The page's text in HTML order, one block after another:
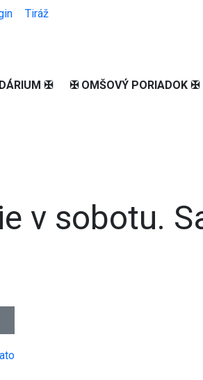
Tiráž
✠ ✠ OMŠOVÝ PORIADOK ✠
v sobotu.